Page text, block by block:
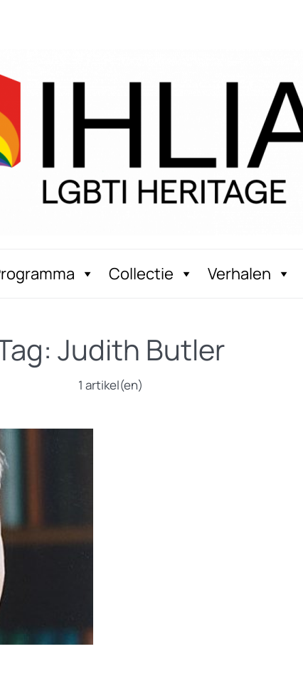
Collectie Verhalen
Judith Butler
1 artikel(en)